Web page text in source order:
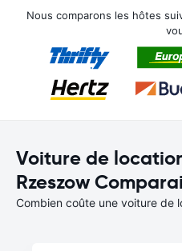
Nous comparons les hôtes
Voiture de
Rzeszow
Combien coûte une voiture de